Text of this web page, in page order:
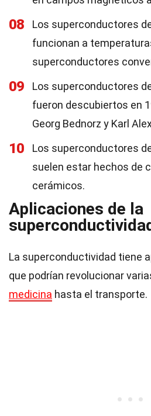
08
Los superconductores
funcionan a
superconductores
09
Los superconductores
fueron descubiertos en
Georg Bednorz y Karl
10
Los superconductores
suelen estar hechos de
cerámicos.
Aplicaciones de la
La superconductividad tiene
que podrían revolucionar
medicina hasta el transporte.